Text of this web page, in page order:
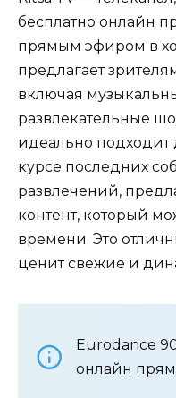
бесплатно онлайн
прямым эфиром в
предлагает
включая
развлекательные
идеально подходит
курсе последних
развлечений,
контент, который
времени. Это
ценит свежие и
Eurodance
онлайн